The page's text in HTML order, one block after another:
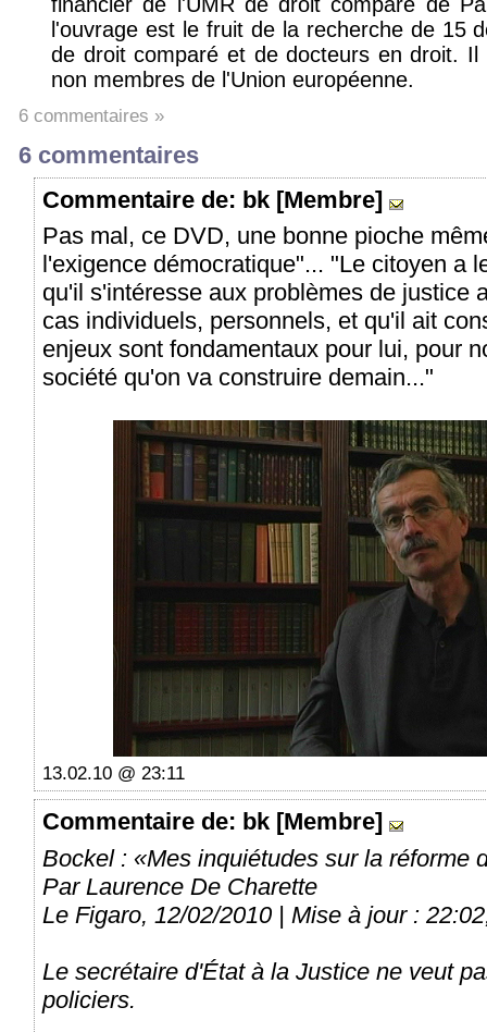
l'ouvrage est le fruit de la recherche de 15
de droit comparé et de docteurs en droit.
non membres de l'Union européenne.
6 commentaires »
6 commentaires
Commentaire de: bk [Membre]
Pas mal, ce DVD, une bonne pioche
l'exigence démocratique"... "Le citoyen a
qu'il s'intéresse aux problèmes de justice
cas individuels, personnels, et qu'il ait
enjeux sont fondamentaux pour lui, pour
société qu'on va construire demain..."
13.02.10 @ 23:11
Commentaire de: bk [Membre]
Bockel : «Mes inquiétudes sur la réforme
Par Laurence De Charette
Le Figaro, 12/02/2010 | Mise à jour :
Le secrétaire d'État à la Justice ne veut
policiers.